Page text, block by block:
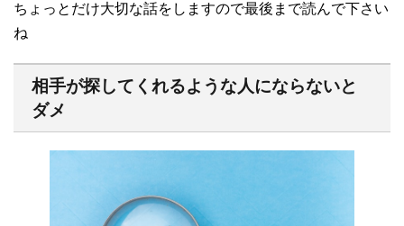
ちょっとだけ大切な話をしますので最後まで読んで下さい
ね
相手が探してくれるような人にならないと
ダメ